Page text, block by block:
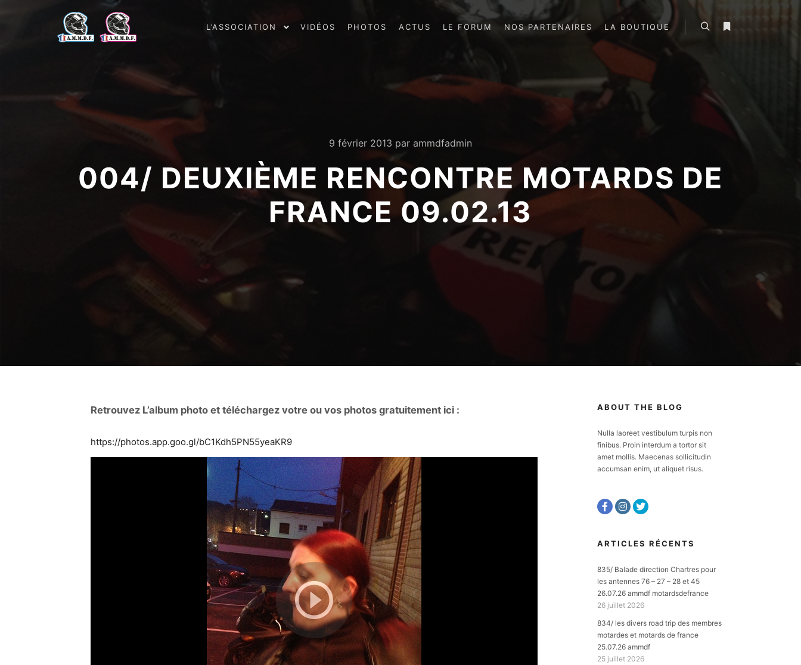
L’ASSOCIATION VIDÉOS PHOTOS ACTUS LE FORUM NOS PARTENAIRES LA BOUTIQUE
9 février 2013 par ammdfadmin
004/ DEUXIÈME RENCONTRE MOTARDS DE
FRANCE 09.02.13
Retrouvez L’album photo et téléchargez votre ou vos photos gratuitement ici :
https://photos.app.goo.gl/bC1Kdh5PN55yeaKR9
ABOUT THE BLOG
Nulla laoreet vestibulum turpis non
finibus. Proin interdum a tortor sit
amet mollis. Maecenas sollicitudin
accumsan enim, ut aliquet risus.
ARTICLES RÉCENTS
835/ Balade direction Chartres pour
les antennes 76 – 27 – 28 et 45
26.07.26 ammdf motardsdefrance
26 juillet 2026
834/ les divers road trip des membres
motardes et motards de france
25.07.26 ammdf
25 juillet 2026